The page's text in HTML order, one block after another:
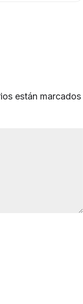
están marcados